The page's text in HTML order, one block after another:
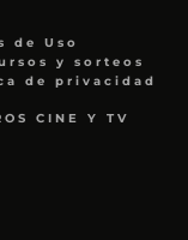
de Uso
y sorteos
de privacidad
CINE Y TV